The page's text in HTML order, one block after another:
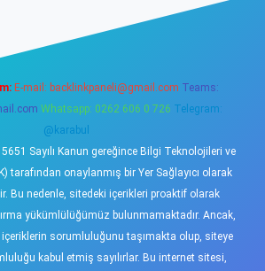
E-mail: backlinkpaneli@gmail.com Teams:
Whatsapp: 0262 606 0 726 Telegram:
@karabul
Sayılı Kanun gereğince Bilgi Teknolojileri ve
tarafından onaylanmış bir Yer Sağlayıcı olarak
Bu nedenle, sitedeki içerikleri proaktif olarak
yükümlülüğümüz bulunmamaktadır. Ancak,
içeriklerin sorumluluğunu taşımakta olup, siteye
kabul etmiş sayılırlar. Bu internet sitesi,